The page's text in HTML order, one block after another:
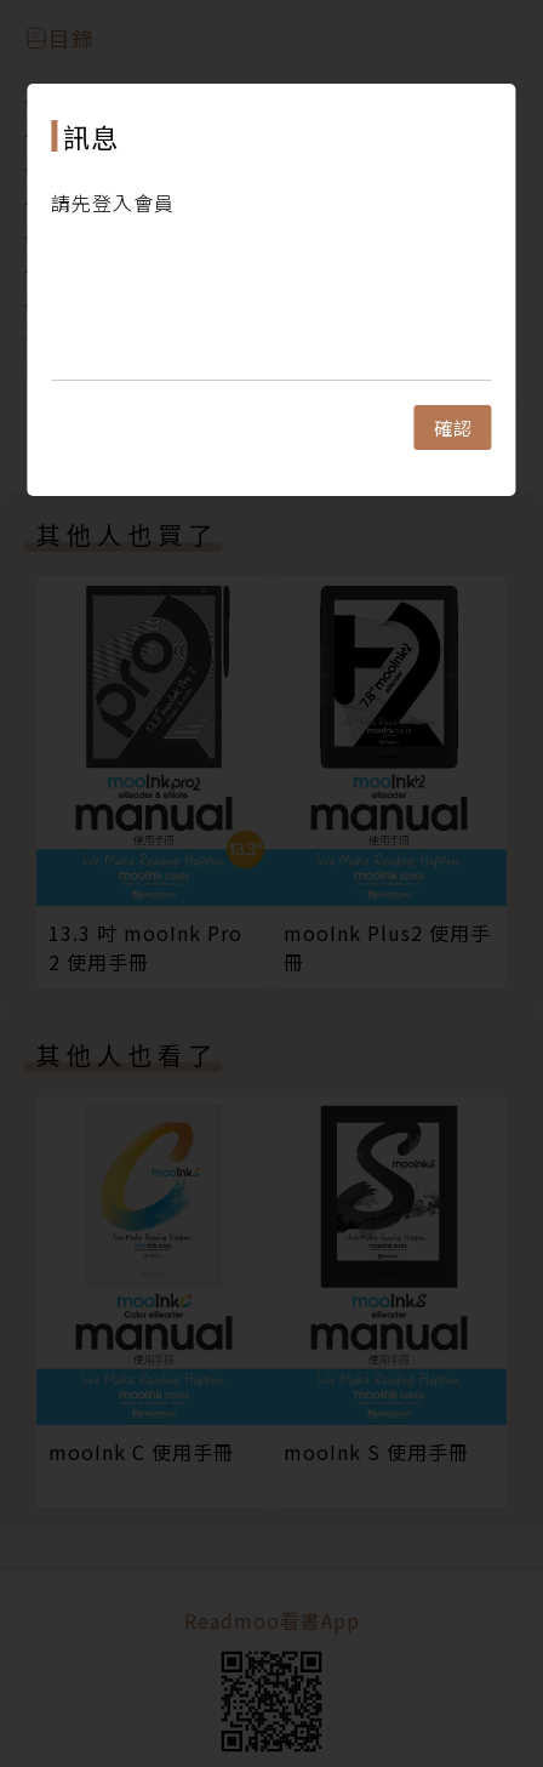
訊息
請先登入會員
確認
目錄
1. 開始使用 mooInk Chill
1.1. 開機／關機／休眠
1.2. Wi-Fi 連線
1.3. 版本更新
1.4. 登入或註冊會員帳號
1.5. 快捷鍵
1.6. 閱讀燈／閱讀設定與其他設定
2.1.1. 書籍分類與推薦
2.1.2. 書籍搜尋
2.2. 總覽
2.3. 書櫃
2.3.1. 切換書籍／雜誌／系列／標籤／文件／本機
2.3.2. 同步書櫃
2.3.3. 呈現／收合／分類／篩選／排序
2.3.4. 批次管理
2.3.5. 書籍管理
2.4. 開書閱讀
2.4.1. 流式／版式書介紹
2.4.2. 下一頁／上一頁／工具列／返回書櫃
2.4.3. 書內調換翻頁鍵
2.4.4. 書內螢幕觸控
2.4.6. 書籤設定
2.4.9. 流式書排版設定
2.4.10. 流式書劃線註記／跨頁劃線
2.4.11. 流式書報錯／字典／網頁／維基／書內搜尋
2.4.12. 流式書快速跳轉至指定位置
2.4.13. 流式書查看書籍閱讀進度、頁數、位置
2.4.14. 流式書隱藏書籍名稱／閱讀進度欄
2.4.15. 版式書縮圖目錄跳轉頁面
2.5. 閱歷
2.6. 帳戶
2.6.1. 待購清單／試讀書單
其他人也買了
13.3 吋 mooInk Pro
2 使用手冊
mooInk Plus2 使用手
冊
其他人也看了
mooInk C 使用手冊 mooInk S 使用手冊
Readmoo看書App